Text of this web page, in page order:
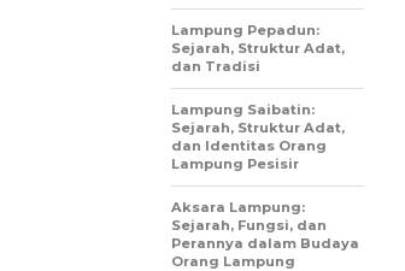
Lampung Pepadun:
Sejarah, Struktur Adat,
dan Tradisi
Lampung Saibatin:
Sejarah, Struktur Adat,
dan Identitas Orang
Lampung Pesisir
Aksara Lampung:
Sejarah, Fungsi, dan
Perannya dalam Budaya
Orang Lampung